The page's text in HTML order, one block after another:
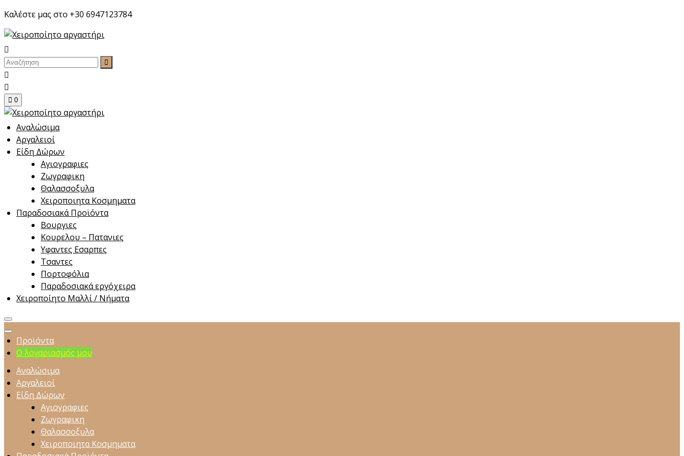
Skip
to
content
Καλέστε μας στο +30 6947123784
0
Αναλώσιμα
Αργαλειοί
Είδη Δώρων
Αγιογραφιες
Ζωγραφικη
Θαλασσοξυλα
Χειροποιητα Κοσμηματα
Παραδοσιακά Προϊόντα
Βουργιες
Κουρελου – Πατανιες
Υφαντες Εσαρπες
Τσαντες
Πορτοφόλια
Παραδοσιακά εργόχειρα
Χειροποίητο Μαλλί / Νήματα
Προϊόντα
Ο λογαριασμός μου
Αναλώσιμα
Αργαλειοί
Είδη Δώρων
Αγιογραφιες
Ζωγραφικη
Θαλασσοξυλα
Χειροποιητα Κοσμηματα